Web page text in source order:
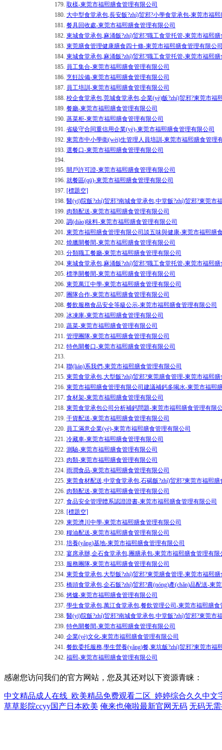
179. 取樣-東莞市福熙膳食管理有限公司
180. 大中型食堂承包,長安飯?zhí)贸邪?小學食堂承包-東莞市福
181. 餐具回收處-東莞市福熙膳食管理有限公司
182. 東城食堂承包,麻涌飯?zhí)贸邪?職工食堂托管-東莞市福熙
183. 東莞膳食管理健康膳食四十條-東莞市福熙膳食管理有限公
184. 東城食堂承包,麻涌飯?zhí)贸邪?職工食堂托管-東莞市福熙
185. 員工集合-東莞市福熙膳食管理有限公司
186. 烹飪設備-東莞市福熙膳食管理有限公司
187. 員工培訓-東莞市福熙膳食管理有限公司
188. 校企食堂承包,莞城食堂承包,企業(yè)飯?zhí)贸邪?東莞市福
189. 餐廳-東莞市福熙膳食管理有限公司
190. 蒸菜柜-東莞市福熙膳食管理有限公司
191. 省級守合同重信用企業(yè)-東莞市福熙膳食管理有限公司
192. 東莞市中小學衛(wèi)生管理人員培訓-東莞市福熙膳食管理
193. 選餐口-東莞市福熙膳食管理有限公司
194.
195. 開戶許可證-東莞市福熙膳食管理有限公司
196. 就餐區(qū)-東莞市福熙膳食管理有限公司
197. [標題空]
198. 醫(yī)院飯?zhí)贸邪?南城食堂承包,中堂飯?zhí)贸邪?東莞市
199. 肉類配送-東莞市福熙膳食管理有限公司
200. 調(diào)味料-東莞市福熙膳食管理有限公司
201. 東莞市福熙膳食管理有限公司談五味與健康-東莞市福熙膳
202. 燒臘開餐間-東莞市福熙膳食管理有限公司
203. 分類職工餐廳-東莞市福熙膳食管理有限公司
204. 東城食堂承包,麻涌飯?zhí)贸邪?職工食堂托管-東莞市福熙
205. 標準開餐間-東莞市福熙膳食管理有限公司
206. 東莞萬江中學-東莞市福熙膳食管理有限公司
207. 團隊合作-東莞市福熙膳食管理有限公司
208. 餐飲服務食品安全等級公示-東莞市福熙膳食管理有限公司
209. 冰凍庫-東莞市福熙膳食管理有限公司
210. 蔬菜-東莞市福熙膳食管理有限公司
211. 管理團隊-東莞市福熙膳食管理有限公司
212. 特色開餐口-東莞市福熙膳食管理有限公司
213.
214. 聯(lián)系我們-東莞市福熙膳食管理有限公司
215. 東莞食堂承包,大型飯?zhí)贸邪?東莞膳食管理-東莞市福熙
216. 東莞市福熙膳食管理有限公司建議補鈣多喝水-東莞市福熙
217. 食材架-東莞市福熙膳食管理有限公司
218. 東莞食堂承包公司分析補鈣問題-東莞市福熙膳食管理有限
219. 干貨配送-東莞市福熙膳食管理有限公司
220. 員工滿意企業(yè)-東莞市福熙膳食管理有限公司
221. 冷藏車-東莞市福熙膳食管理有限公司
222. 測驗-東莞市福熙膳食管理有限公司
223. 肉類-東莞市福熙膳食管理有限公司
224. 雨潤食品-東莞市福熙膳食管理有限公司
225. 東莞食材配送,中堂食堂承包,石碣飯?zhí)贸邪?東莞市福熙
226. 肉類配送-東莞市福熙膳食管理有限公司
227. 食品安全管理體系認證證書-東莞市福熙膳食管理有限公司
228. [標題空]
229. 東莞濟川中學-東莞市福熙膳食管理有限公司
230. 糧油配送-東莞市福熙膳食管理有限公司
231. 培養(yǎng)基地-東莞市福熙膳食管理有限公司
232. 宴席承辦,企石食堂承包,團膳承包-東莞市福熙膳食管理有限
233. 服務團隊-東莞市福熙膳食管理有限公司
234. 東莞食堂承包,大型飯?zhí)贸邪?東莞膳食管理-東莞市福熙
235. 橋頭食堂承包,企石飯?zhí)贸邪?農(nóng)產(chǎn)品配送-東
236. 烤爐-東莞市福熙膳食管理有限公司
237. 學生食堂承包,萬江食堂承包,餐飲管理公司-東莞市福熙膳食
238. 醫(yī)院飯?zhí)贸邪?南城食堂承包,中堂飯?zhí)贸邪?東莞市
239. 特色開餐間-東莞市福熙膳食管理有限公司
240. 企業(yè)文化-東莞市福熙膳食管理有限公司
241. 餐飲委托服務,學生營養(yǎng)餐,東坑飯?zhí)贸邪?東莞市福
242. 福熙-東莞市福熙膳食管理有限公司
感谢您访问我们的官方网站，您及其还对以下资源青睐：
中文精品成人在线_欧美精品免费观看二区_婷婷综合久久中文
草草影院ccyy国产日本欧美 俺来也俺啦最新官网无码 无码无